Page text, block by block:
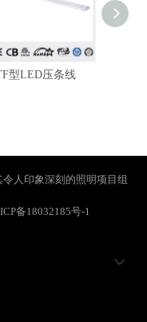
型LED压条线
人印象深刻的照明项目组
备18032185号-1